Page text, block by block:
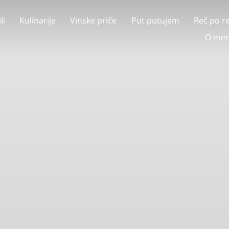
Kulinarije Vinske priče Put putujem Reč po
O